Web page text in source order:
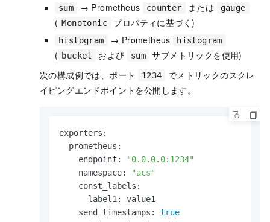
sum
→ Prometheus counter または gauge
( Monotonic プロパティに基づく)
histogram → Prometheus histogram
( bucket および sum
サブメトリックを使用)
次の構成例では、ポート
1234
でメトリックのスクレ
イピングエンドポイントを公開します。
exporters:
  prometheus:
    endpoint:
"0.0.0.0:1234"
    namespace:
"acs"
    const_labels:
      label1: value1
    send_timestamps:
true